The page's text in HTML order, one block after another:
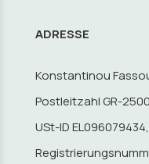
ADRESSE
Konstantinou
Postleitzahl GR-
USt-ID